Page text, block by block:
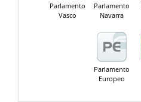
Parlamento
Vasco
Parlamento
Navarra
Parlamento
Europeo